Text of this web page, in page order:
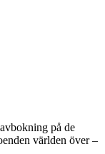
på de
världen över –